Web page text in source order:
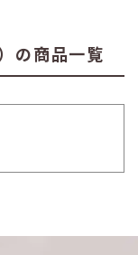
の商品一覧